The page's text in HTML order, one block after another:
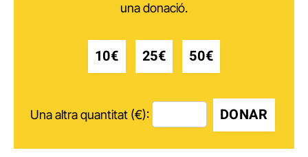
una donació.
10€ 25€ 50€
Una altra quantitat (€): DONAR